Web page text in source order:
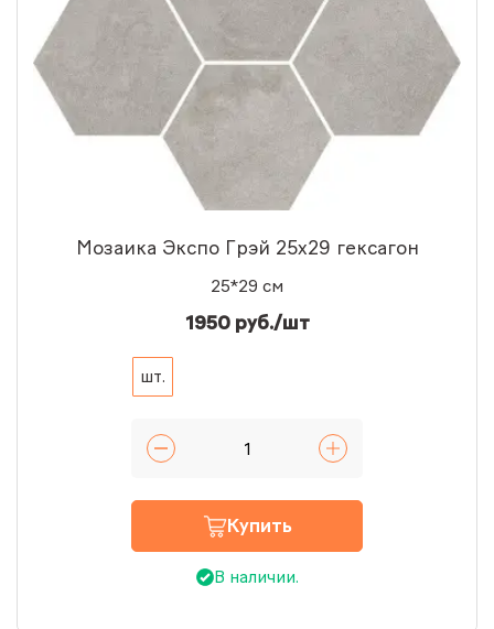
Мозаика Экспо Грэй 25x29 гексагон
25*29 см
1950 руб./шт
шт.
Купить
В наличии.